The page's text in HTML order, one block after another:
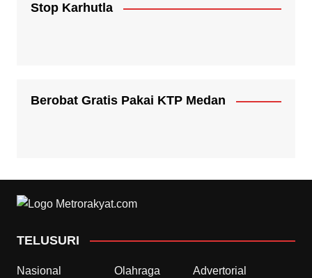
Stop Karhutla
Berobat Gratis Pakai KTP Medan
TELUSURI
Nasional Olahraga Advertorial